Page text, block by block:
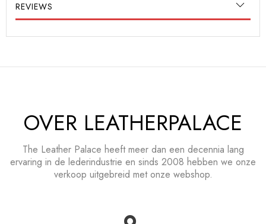
REVIEWS
OVER LEATHERPALACE
The Leather Palace heeft meer dan een decennia lang
ervaring in de lederindustrie en sinds 2008 hebben we onze
verkoop uitgebreid met onze webshop.